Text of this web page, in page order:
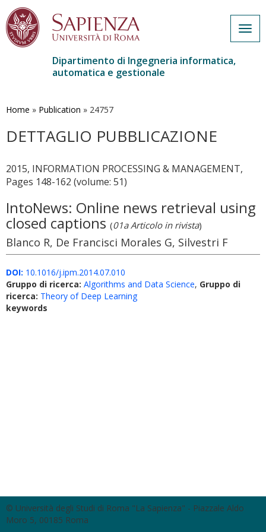
contenuto
Dipartimento di Ingegneria informatica,
automatica e gestionale
Home » Publication » 24757
DETTAGLIO PUBBLICAZIONE
2015, INFORMATION PROCESSING & MANAGEMENT,
Pages 148-162 (volume: 51)
IntoNews: Online news retrieval using
closed captions (01a Articolo in rivista)
Blanco R, De Francisci Morales G, Silvestri F
DOI: 10.1016/j.ipm.2014.07.010
Gruppo di ricerca: Algorithms and Data Science, Gruppo di
ricerca: Theory of Deep Learning
keywords
© Università degli Studi di Roma "La Sapienza" - Piazzale Aldo
Moro 5, 00185 Roma